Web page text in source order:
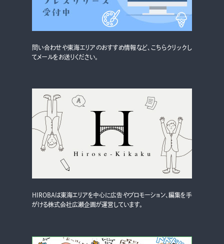
問い合わせや東海エリアのおすすめ情報など、こちらクリックし
てメールをお送りください。
HIROBAは東海エリアを中心に広告やプロモーション、編集を手
がける株式会社広瀬企画が運営しています。